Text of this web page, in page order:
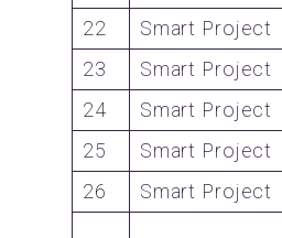
22
Smart Project
23
Smart Project
24
Smart Project
25
Smart Project
26
Smart Project